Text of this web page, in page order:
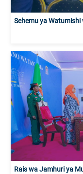
Sehemu ya Watumishi
Rais wa Jamhuri ya